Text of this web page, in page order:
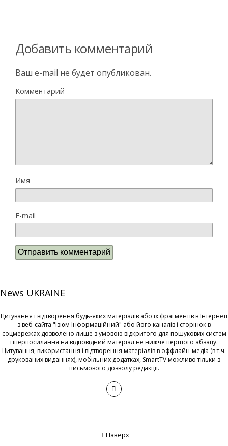
Добавить комментарий
Ваш e-mail не будет опубликован.
Комментарий
Имя
E-mail
News UKRAINE
Цитування і відтворення будь-яких матеріалів або їх фрагментів в Інтернеті
з веб-сайта "Ізюм Інформаційний" або його каналів і сторінок в
соцмережах дозволено лише з умовою відкритого для пошукових систем
гіперпосилання на відповідний матеріал не нижче першого абзацу.
Цитування, використання і відтворення матеріалів в оффлайн-медіа (в т.ч.
друкованих виданнях), мобільних додатках, SmartTV можливо тільки з
письмового дозволу редакції.
Наверх